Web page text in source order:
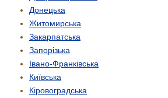
Донецька
Житомирська
Закарпатська
Запорізька
Івано-Франківська
Київська
Кіровоградська